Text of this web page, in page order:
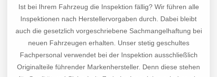
Ist bei Ihrem Fahrzeug die Inspektion fällig? Wir führen alle
Inspektionen nach Herstellervorgaben durch. Dabei bleibt
auch die gesetzlich vorgeschriebene Sachmangelhaftung bei
neuen Fahrzeugen erhalten. Unser stetig geschultes
Fachpersonal verwendet bei der Inspektion ausschließlich
Originalteile führender Markenhersteller. Denn diese stehen